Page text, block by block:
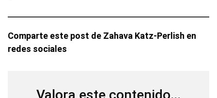
Comparte este post de Zahava Katz-Perlish en
redes sociales